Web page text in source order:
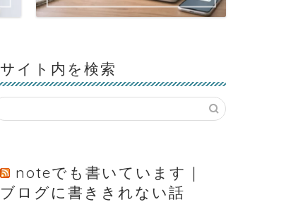
サイト内を検索
noteでも書いています｜
ブログに書ききれない話